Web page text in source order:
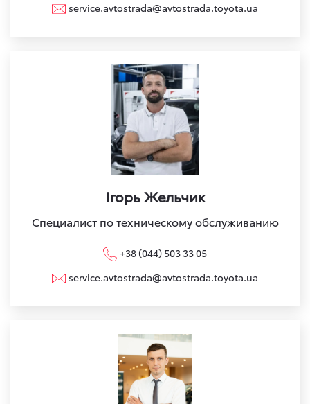
service.avtostrada@avtostrada.toyota.ua
Ігорь Жельчик
Специалист по техническому обслуживанию
+38 (044) 503 33 05
service.avtostrada@avtostrada.toyota.ua